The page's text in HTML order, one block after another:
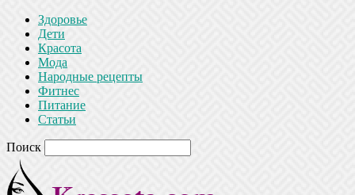
Здоровье
Дети
Красота
Мода
Народные рецепты
Фитнес
Питание
Статьи
Поиск